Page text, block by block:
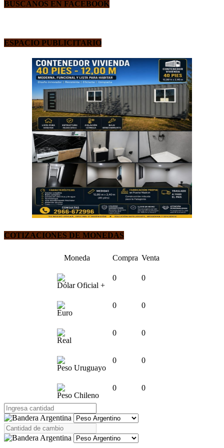
BUSCANOS EN FACEBOOK
ESPACIO PUBLICITARIO
COTIZACIONES DE MONEDAS
Moneda Compra Venta
Dólar Oficial +
0 0
Euro
0 0
Real
0 0
Peso Uruguayo
0 0
Peso Chileno
0 0